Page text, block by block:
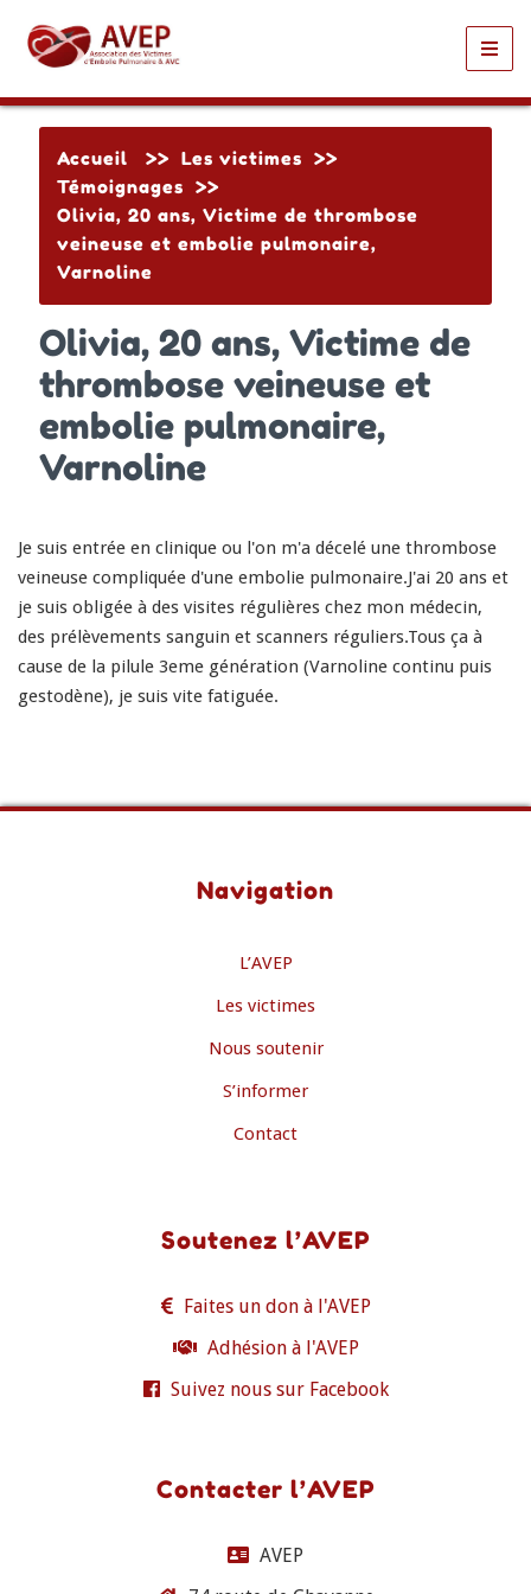
Accueil >> Les victimes >>
Témoignages >>
Olivia, 20 ans, Victime de thrombose
veineuse et embolie pulmonaire,
Varnoline
Olivia, 20 ans, Victime de
thrombose veineuse et
embolie pulmonaire,
Varnoline
Je suis entrée en clinique ou l'on m'a décelé une thrombose
veineuse compliquée d'une embolie pulmonaire.J'ai 20 ans et
je suis obligée à des visites régulières chez mon médecin,
des prélèvements sanguin et scanners réguliers.Tous ça à
cause de la pilule 3eme génération (Varnoline continu puis
gestodène), je suis vite fatiguée.
Navigation
L’AVEP
Les victimes
Nous soutenir
S’informer
Contact
Soutenez l’AVEP
Faites un don à l'AVEP
Adhésion à l'AVEP
Suivez nous sur Facebook
Contacter l’AVEP
AVEP